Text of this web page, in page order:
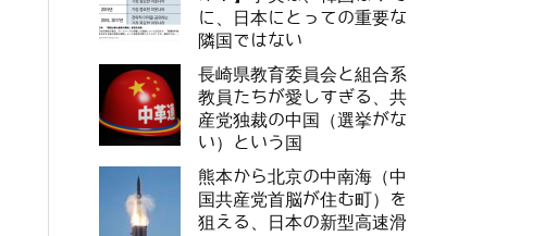
に、日本にとっての重要な
隣国ではない
長崎県教育委員会と組合系
教員たちが愛しすぎる、共
産党独裁の中国（選挙がな
い）という国
熊本から北京の中南海（中
国共産党首脳が住む町）を
狙える、日本の新型高速滑